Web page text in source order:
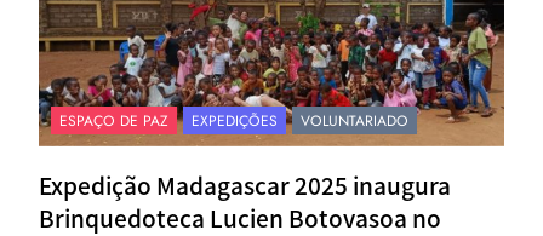
ESPAÇO DE PAZ EXPEDIÇÕES VOLUNTARIADO
Expedição Madagascar 2025 inaugura
Brinquedoteca Lucien Botovasoa no